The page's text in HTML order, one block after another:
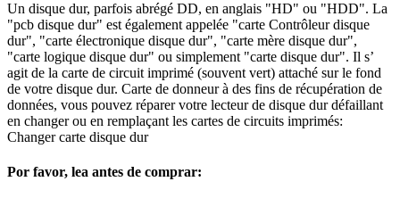
Un disque dur, parfois abrégé DD, en anglais "HD" ou "HDD". La
"pcb disque dur" est également appelée "carte Contrôleur disque
dur", "carte électronique disque dur", "carte mère disque dur",
"carte logique disque dur" ou simplement "carte disque dur". Il s’
agit de la carte de circuit imprimé (souvent vert) attaché sur le fond
de votre disque dur. Carte de donneur à des fins de récupération de
données, vous pouvez réparer votre lecteur de disque dur défaillant
en changer ou en remplaçant les cartes de circuits imprimés:
Changer carte disque dur
Por favor, lea antes de comprar: